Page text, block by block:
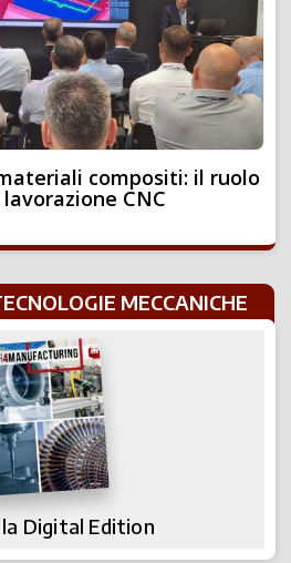
compositi: il ruolo
CNC
MECCANICHE
la Digital Edition